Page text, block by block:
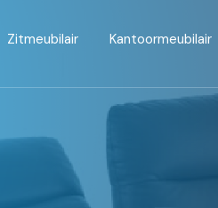
Zitmeubilair Kantoormeubilair